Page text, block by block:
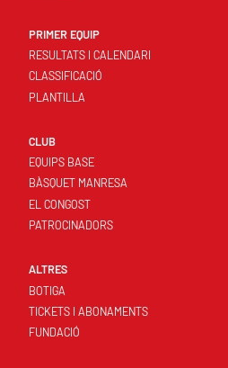
PRIMER EQUIP
RESULTATS I CALENDARI
CLASSIFICACIÓ
PLANTILLA
CLUB
EQUIPS BASE
BÀSQUET MANRESA
EL CONGOST
PATROCINADORS
ALTRES
BOTIGA
TICKETS I ABONAMENTS
FUNDACIÓ